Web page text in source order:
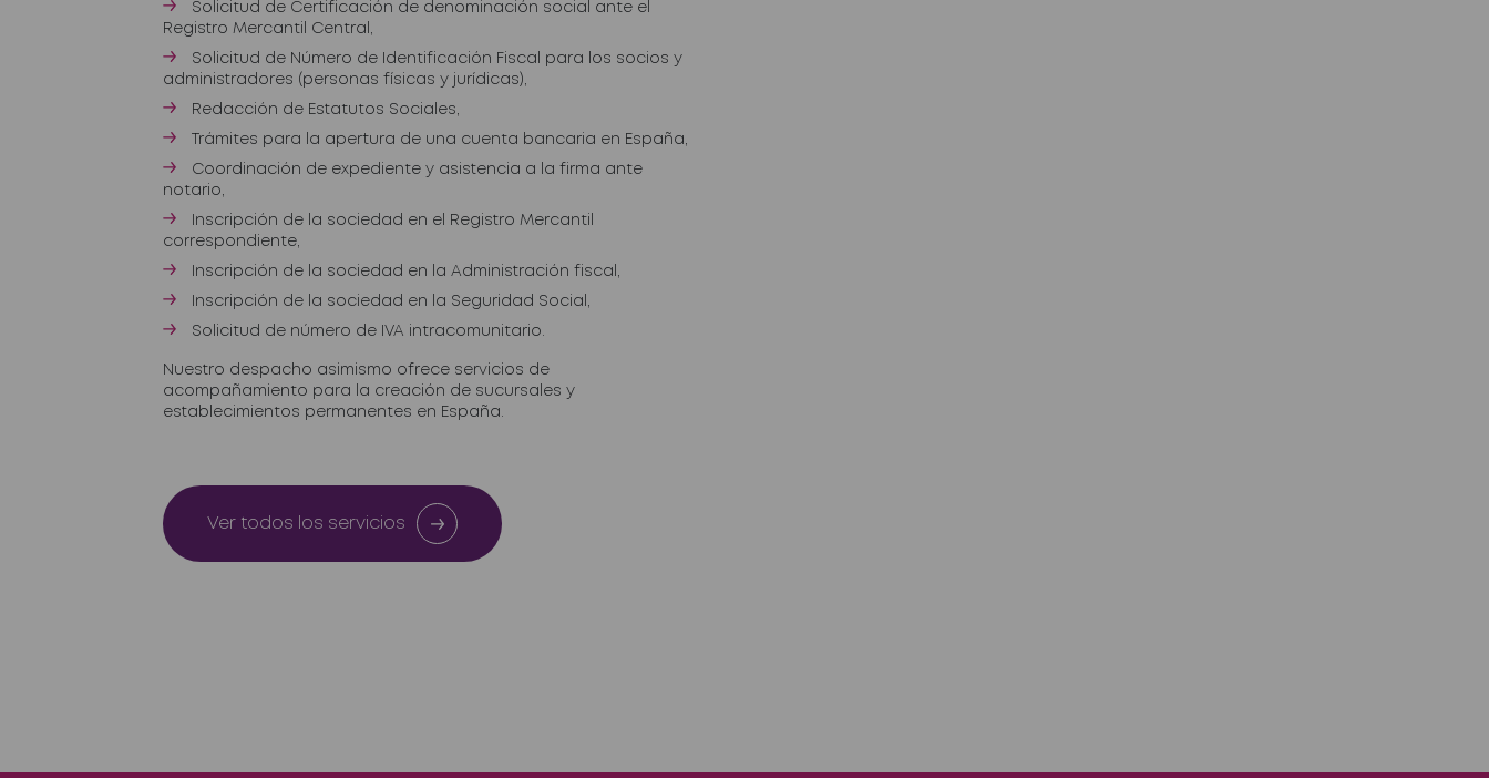
Solicitud de Certificación de denominación social ante el
Registro Mercantil Central,
Solicitud de Número de Identificación Fiscal para los socios y
administradores (personas físicas y jurídicas),
Redacción de Estatutos Sociales,
Trámites para la apertura de una cuenta bancaria en España,
Coordinación de expediente y asistencia a la firma ante
notario,
Inscripción de la sociedad en el Registro Mercantil
correspondiente,
Inscripción de la sociedad en la Administración fiscal,
Inscripción de la sociedad en la Seguridad Social,
Solicitud de número de IVA intracomunitario.
Nuestro despacho asimismo ofrece servicios de
acompañamiento para la creación de sucursales y
establecimientos permanentes en España.
Ver todos los servicios